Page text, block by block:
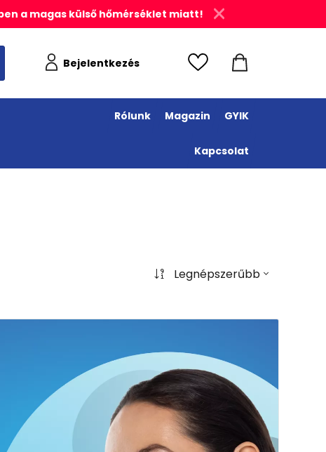
a magas külső hőmérséklet miatt!
Bejelentkezés
Rólunk Magazin GYIK
Kapcsolat
Legnépszerűbb